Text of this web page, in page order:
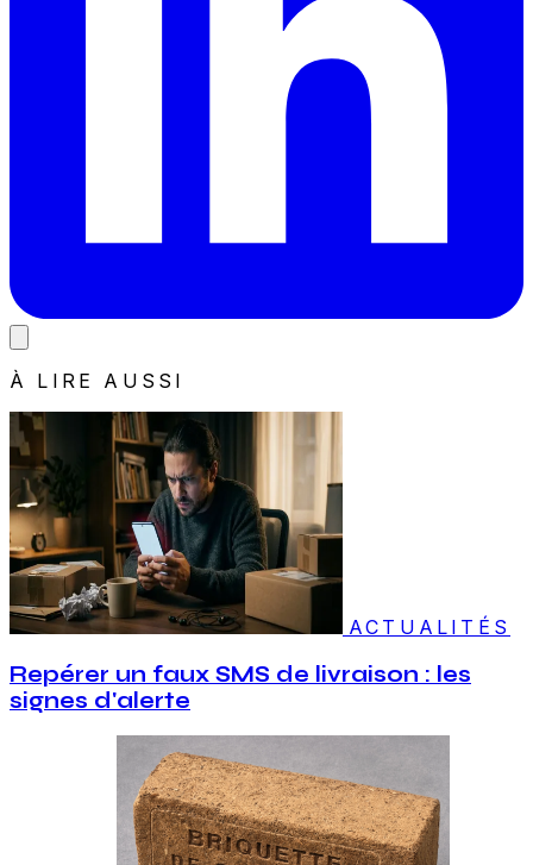
À LIRE AUSSI
ACTUALITÉS
Repérer un faux SMS de livraison : les
signes d'alerte